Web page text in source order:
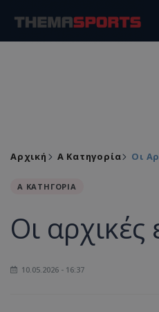
Αρχική Α Κατηγορία Οι
Α ΚΑΤΗΓΟΡΙΑ
Οι
10.05.2026 - 16:37